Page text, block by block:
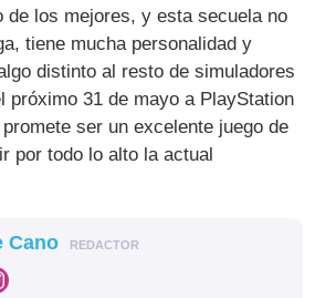
de los mejores, y esta secuela no
tiene mucha personalidad y
distinto al resto de simuladores
próximo 31 de mayo a PlayStation
ser un excelente juego de
por todo lo alto la actual
Cano REDACTOR